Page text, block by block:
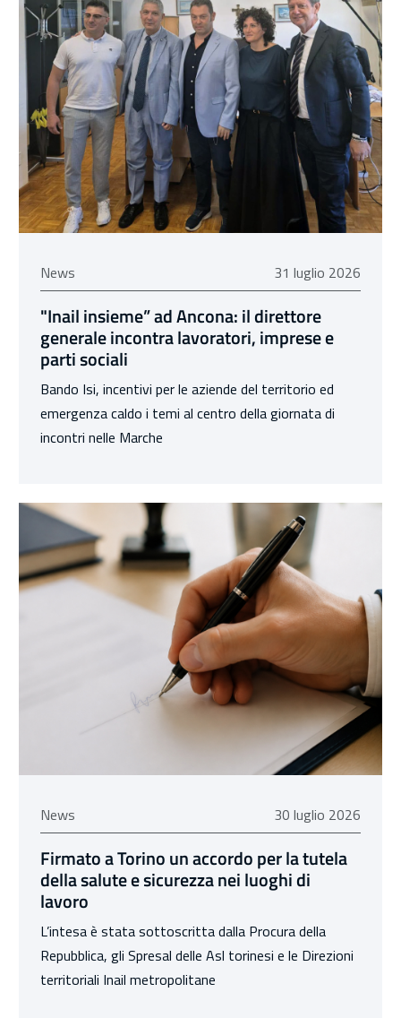
News 31 luglio 2026
31 luglio 2026
"Inail insieme” ad Ancona: il direttore
generale incontra lavoratori, imprese e
parti sociali
Bando Isi, incentivi per le aziende del territorio ed
emergenza caldo i temi al centro della giornata di
incontri nelle Marche
News 30 luglio 2026
30 luglio 2026
Firmato a Torino un accordo per la tutela
della salute e sicurezza nei luoghi di
lavoro
L’intesa è stata sottoscritta dalla Procura della
Repubblica, gli Spresal delle Asl torinesi e le Direzioni
territoriali Inail metropolitane